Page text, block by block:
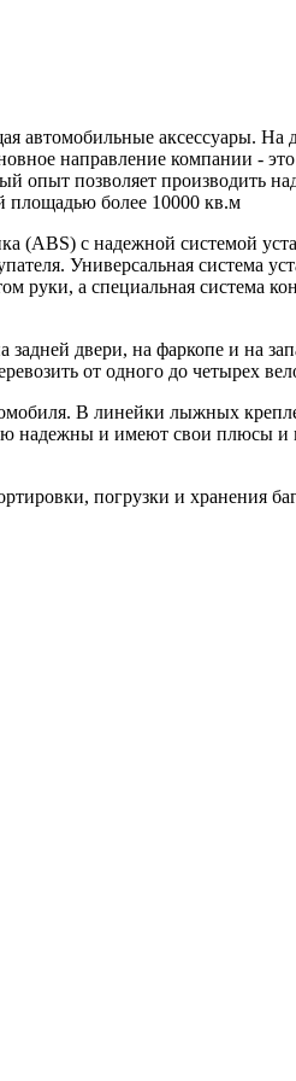
автомобильные аксессуары.
направление компании -
опыт позволяет производить
площадью более 10000 кв.м
(ABS) с надежной системой
Универсальная система
руки, а специальная система
двери, на фаркопе и на
от одного до четырех
В линейки лыжных
надежны и имеют свои плюсы
погрузки и хранения